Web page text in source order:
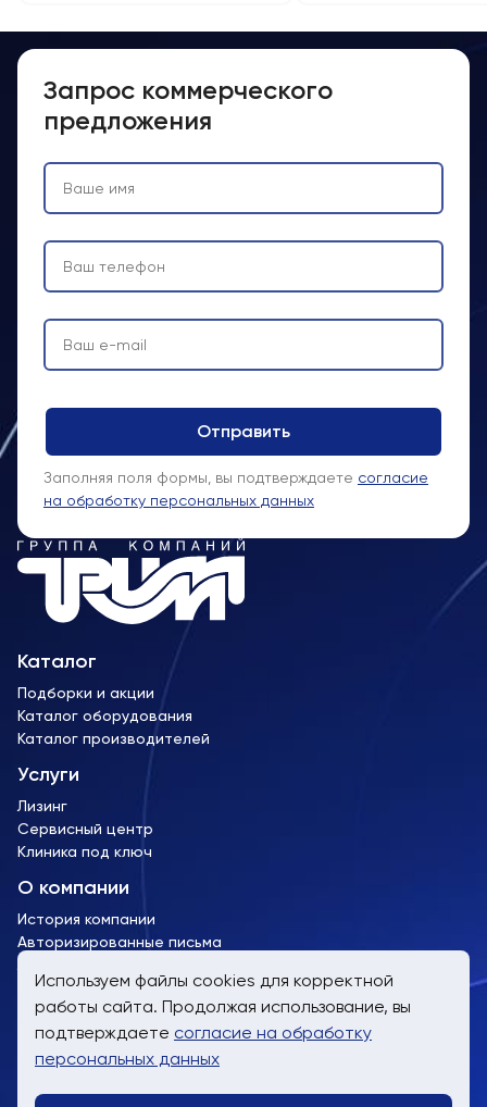
Каталог
Подборки и акции
Каталог оборудования
Каталог производителей
Услуги
Лизинг
Сервисный центр
Клиника под ключ
О компании
История компании
Авторизированные письма
пн-пт, 9:00 до 19:00
8 (800) 707-61-24
info@trimm.ru
Запрос коммерческого
предложения
Заполняя поля формы, вы подтверждаете согласие
на обработку персональных данных
Используем файлы cookies для корректной
работы сайта. Продолжая использование, вы
подтверждаете согласие на обработку
персональных данных